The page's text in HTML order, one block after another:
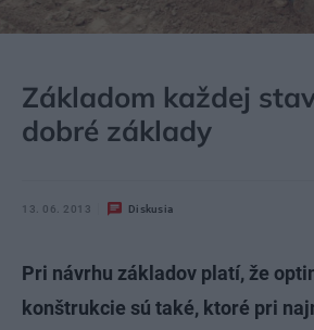
Základom každej
dobré základy
13. 06. 2013 Diskusia
Pri návrhu základov platí, že
konštrukcie sú také, ktoré pri